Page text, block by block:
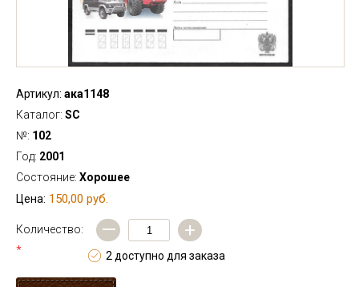
Артикул: ака1148
Каталог: SC
№: 102
Год: 2001
Состояние: Хорошее
Цена: 150,00 руб.
Количество:
*
— +
2 доступно для заказа